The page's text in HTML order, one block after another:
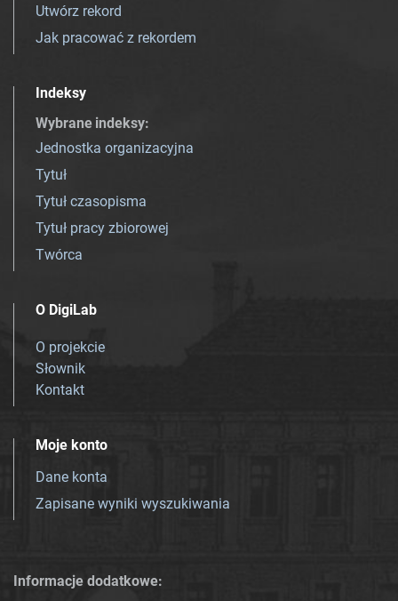
Utwórz rekord
Jak pracować z rekordem
Indeksy
Wybrane indeksy:
Jednostka organizacyjna
Tytuł
Tytuł czasopisma
Tytuł pracy zbiorowej
Twórca
O DigiLab
O projekcie
Słownik
Kontakt
Moje konto
Dane konta
Zapisane wyniki wyszukiwania
Informacje dodatkowe: